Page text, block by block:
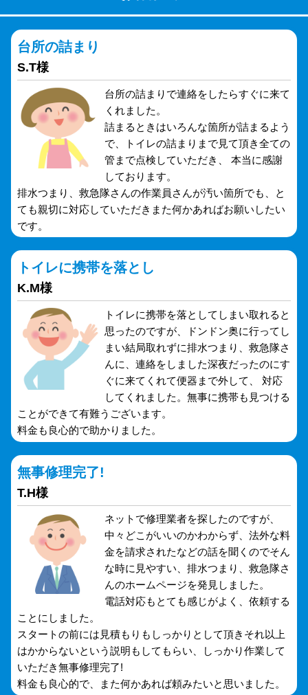
台所の詰まり
S.T様
台所の詰まりで連絡をしたらすぐに来て
くれました。
詰まるときはいろんな箇所が詰まるよう
で、トイレの詰まりまで見て頂き全ての
管まで点検していただき、 本当に感謝
しております。
排水つまり、救急隊さんの作業員さんが汚い箇所でも、と
ても親切に対応していただきまた何かあればお願いしたい
です。
トイレに携帯を落とし
K.M様
トイレに携帯を落としてしまい取れると
思ったのですが、ドンドン奥に行ってし
まい結局取れずに排水つまり、救急隊さ
んに、連絡をしました深夜だったのにす
ぐに来てくれて便器まで外して、 対応
してくれました。無事に携帯も見つける
ことができて有難うございます。
料金も良心的で助かりました。
無事修理完了!
T.H様
ネットで修理業者を探したのですが、
中々どこがいいのかわからず、法外な料
金を請求されたなどの話を聞くのでそん
な時に見やすい、排水つまり、救急隊さ
んのホームページを発見しました。
電話対応もとても感じがよく、依頼する
ことにしました。
スタートの前には見積もりもしっかりとして頂きそれ以上
はかからないという説明もしてもらい、しっかり作業して
いただき無事修理完了!
料金も良心的で、また何かあれば頼みたいと思いました。